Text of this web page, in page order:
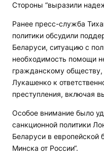
Стороны “выразили
Ранее пресс-служба
политики обсудили
Беларуси, ситуацию с
необходимость помощи
гражданскому
Лукашенко к
преступления, включая
Особое внимание было
санкционной политики
Беларуси в европейской
Минска от России“.